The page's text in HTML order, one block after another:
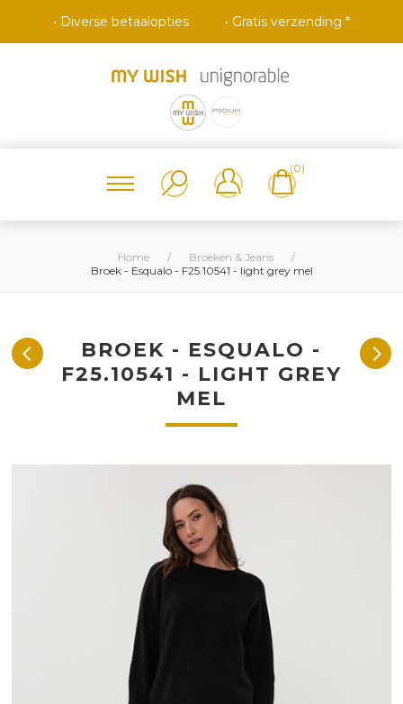
• Diverse betaalopties • Gratis verzending *
(0)
Home / Broeken & Jeans
/
Broek - Esqualo - F25.10541 - light grey mel
BROEK - ESQUALO -
F25.10541 - LIGHT GREY
MEL